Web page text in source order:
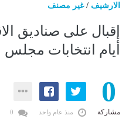
الارشيف /غير مصنف
إقبال على صناديق
أيام انتخابات
0
مشاركة منذ عام واحد